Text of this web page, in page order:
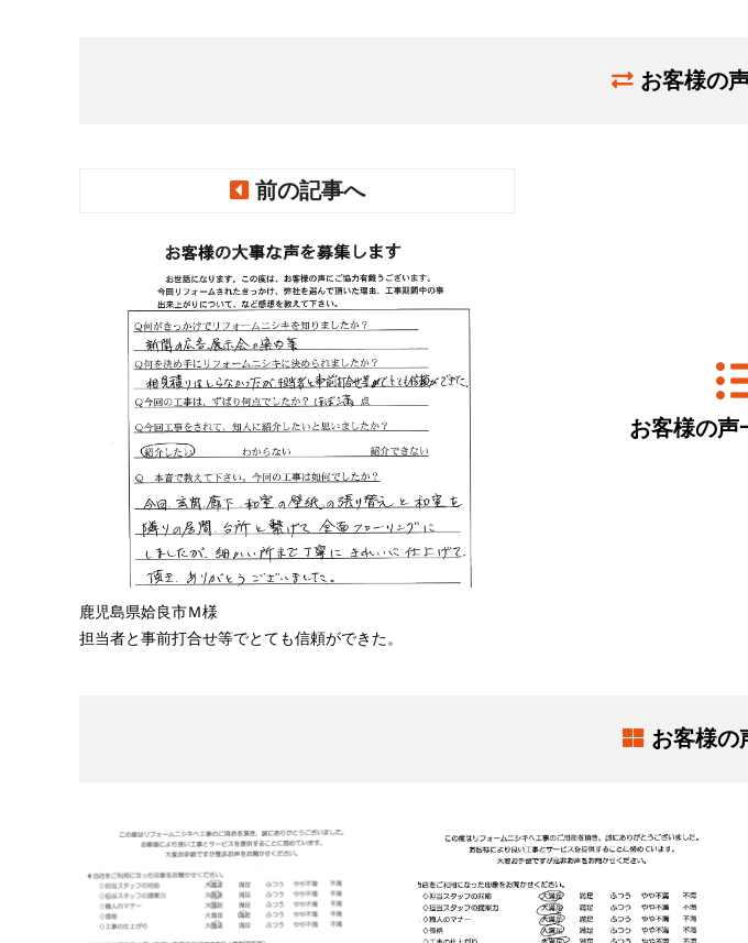
お客様の
前の記事へ
鹿児島県姶良市Ｍ様
担当者と事前打合せ等でとても信頼ができた。
お客様の声
お客様の